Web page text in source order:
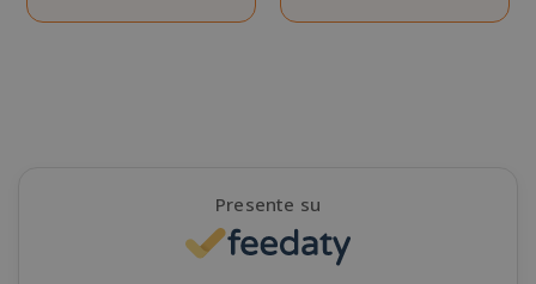
Presente su
essere utilizzato correttamente senza i